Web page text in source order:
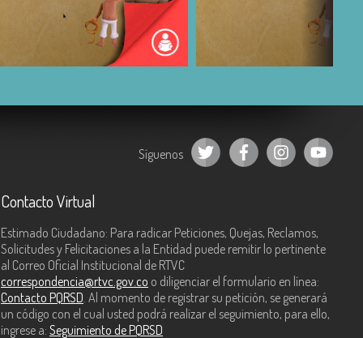
Síguenos
Contacto Virtual
Estimado Ciudadano: Para radicar Peticiones, Quejas, Reclamos,
Solicitudes y Felicitaciones a la Entidad puede remitir lo pertinente
al Correo Oficial Institucional de RTVC
correspondencia@rtvc.gov.co o diligenciar el formulario en línea:
Contacto PQRSD. Al momento de registrar su petición, se generará
un código con el cual usted podrá realizar el seguimiento, para ello,
ingrese a: Seguimiento de PQRSD